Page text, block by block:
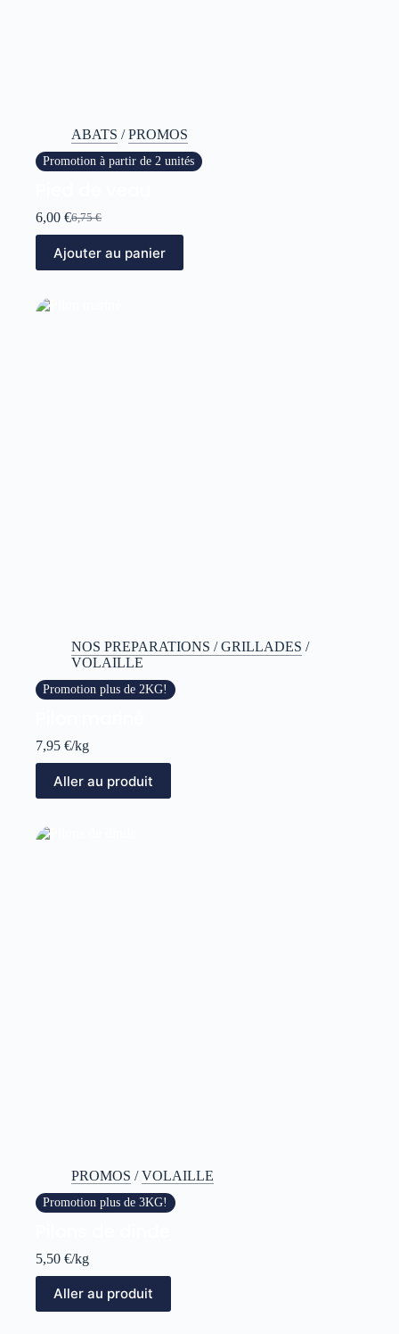
ABATS /PROMOS
Promotion à partir de 2 unités
6,75€
6,00 €
Ajouter au panier
NOS PREPARATIONS / GRILLADES /
VOLAILLE
Promotion plus de 2KG!
7,95 €/kg
Aller au produit
PROMOS /VOLAILLE
Promotion plus de 3KG!
5,50 €/kg
Aller au produit